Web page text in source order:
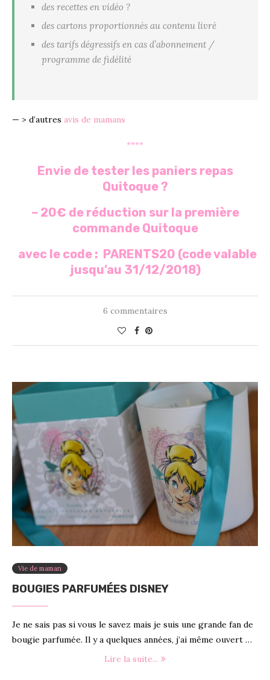
des recettes en vidéo ?
des cartons proportionnés au contenu livré
des tarifs dégressifs en cas d’abonnement /
programme de fidélité
— > d’autres avis de mamans
****
Envie de tester les paniers repas
Quitoque ?
– 20€ de réduction sur la première
commande Quitoque
avec le code : PARENTS20 (code valable
jusqu’au 31/12/2018)
6 commentaires
Vie de maman
BOUGIES PARFUMÉES DISNEY
Je ne sais pas si vous le savez mais je suis une grande fan de
bougie parfumée. Il y a quelques années, j’ai même ouvert …
Lire la suite...